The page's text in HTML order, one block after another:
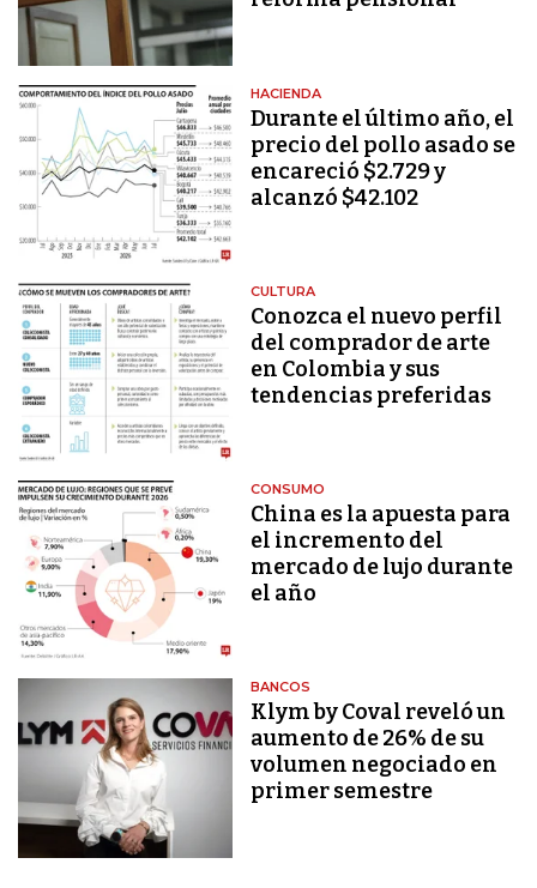
HACIENDA
Durante el último año, el
precio del pollo asado se
encareció $2.729 y
alcanzó $42.102
CULTURA
Conozca el nuevo perfil
del comprador de arte
en Colombia y sus
tendencias preferidas
CONSUMO
China es la apuesta para
el incremento del
mercado de lujo durante
el año
BANCOS
Klym by Coval reveló un
aumento de 26% de su
volumen negociado en
primer semestre